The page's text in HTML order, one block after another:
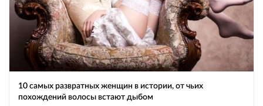
10 самых развратных женщин в истории, от чьих
похождений волосы встают дыбом